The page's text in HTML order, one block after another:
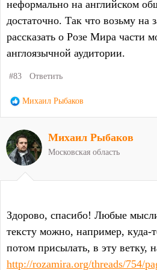
неформально на английском
достаточно. Так что возьму на
рассказать о Розе Мира части
англоязычной аудитории.
#83 Ответить
Р
к
ц
и
Михаил Рыбаков
Здорово, спасибо! Любые
тексту можно, например, куда-
потом присылать, в эту ветку,
http://rozamira.org/threads/754/
Михаил Рыбаков
Московская область